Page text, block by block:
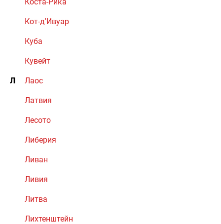
Кот-д'Ивуар
Куба
Кувейт
Л Лаос
Латвия
Лесото
Либерия
Ливан
Ливия
Литва
Лихтенштейн